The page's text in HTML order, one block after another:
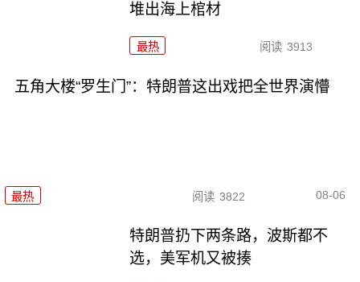
堆出海上棺材
最热 阅读 3913
五角大楼“罗生门”：特朗普这出戏把全世界演懵
最热 阅读 3822 08-06
特朗普扔下两条路，波斯都不
选，美军机又被揍